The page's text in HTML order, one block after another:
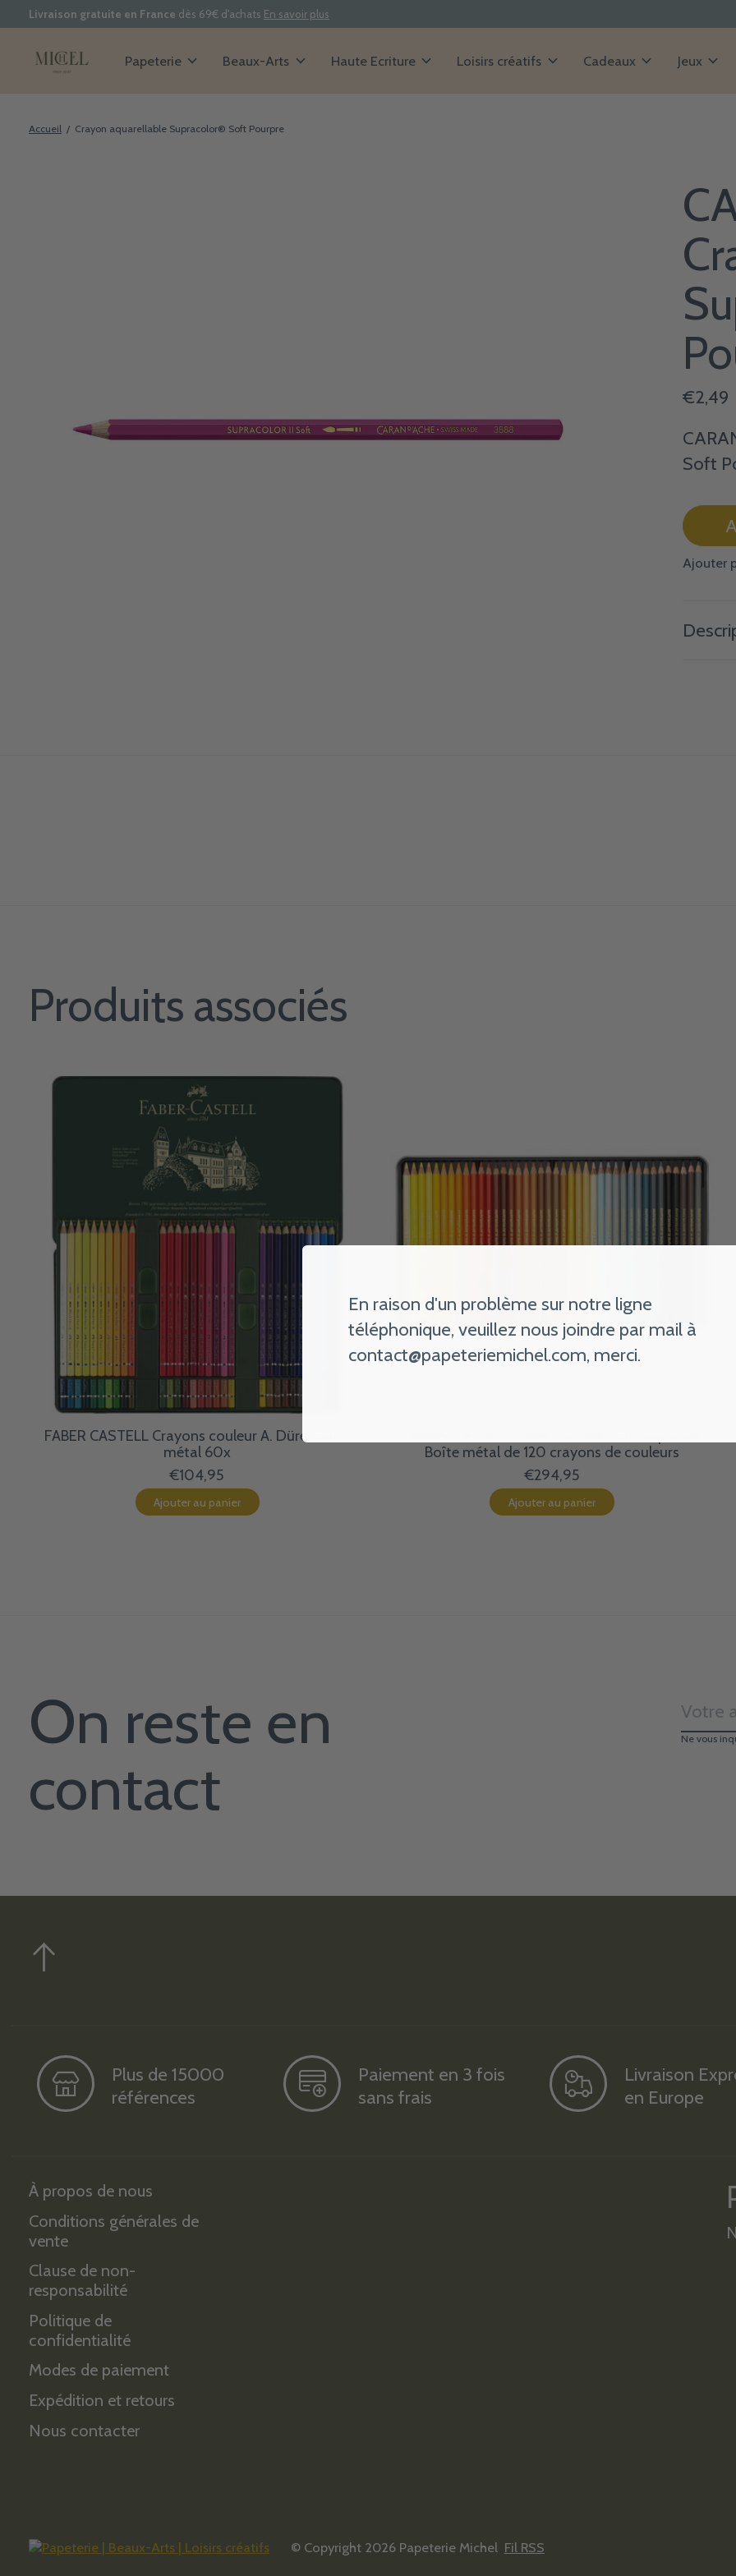
Livraison gratuite en France dès 69€ d'achats En savoir plus
Papeterie Beaux-Arts Haute Ecriture Loisirs créatifs Cadeaux Jeux
Accueil / Crayon aquarellable Supracolor® Soft Pourpre
€2,49
Soft
Ajouter
Produits associés
Carousel items
FABER CASTELL Crayons couleur A. Dürer boîte
métal 60x
€104,95
Ajouter au panier
Boîte métal de 120 crayons de couleurs
€294,95
Ajouter au panier
On reste en
contact
Ne vous
Plus de 15000
références
Paiement en 3 fois
sans frais
Livraison
en Europe
À propos de nous
Conditions générales de
vente
Clause de non-
responsabilité
Politique de
confidentialité
Modes de paiement
Expédition et retours
Nous contacter
© Copyright 2026 Papeterie Michel Fil RSS
En raison d'un problème sur notre ligne
téléphonique, veuillez nous joindre par mail à
contact@papeteriemichel.com, merci.